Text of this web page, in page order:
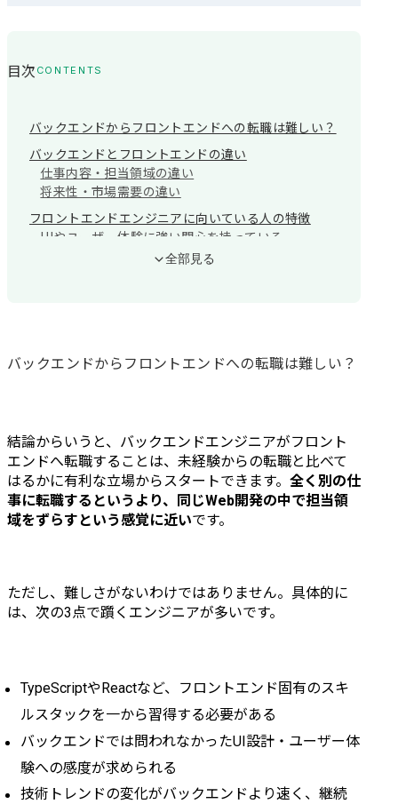
目次 CONTENTS
バックエンドからフロントエンドへの転職は難しい？
バックエンドとフロントエンドの違い
仕事内容・担当領域の違い
将来性・市場需要の違い
フロントエンドエンジニアに向いている人の特徴
UIやユーザー体験に強い関心を持っている
技術トレンドの変化を楽しめる
パフォーマンスやセキュリティへの意識が他候補者と差別化できる
TypeScriptによる型安全な開発
パフォーマンス最適化・アクセシビリティの知識
バックエンドからフロントエンドへの学習プラン
フェーズ1：フロントエンド基礎を固める（1〜2ヶ月目）
バックエンド経験者らしいテーマ選定で強みを打ち出す
API連携や認証機能を実装してアピールポイントを作る
Vercelなどでデプロイしてすぐ見せられる状態にする
フロントエンドへ転向する動機を明確に言語化する
学習過程のアウトプットも積極的に提示する
フロントエンドエンジニアへの転職ならテックゴー
まとめ
全部見る
バックエンドからフロントエンドへの転職は難しい？
結論からいうと、バックエンドエンジニアがフロント
エンドへ転職することは、未経験からの転職と比べて
はるかに有利な立場からスタートできます。 全く別の仕
事に転職するというより、同じWeb開発の中で担当領
域をずらすという感覚に近いです。
ただし、難しさがないわけではありません。具体的に
は、次の3点で躓くエンジニアが多いです。
TypeScriptやReactなど、フロントエンド固有のスキ
ルスタックを一から習得する必要がある
バックエンドでは問われなかったUI設計・ユーザー体
験への感度が求められる
技術トレンドの変化がバックエンドより速く、継続